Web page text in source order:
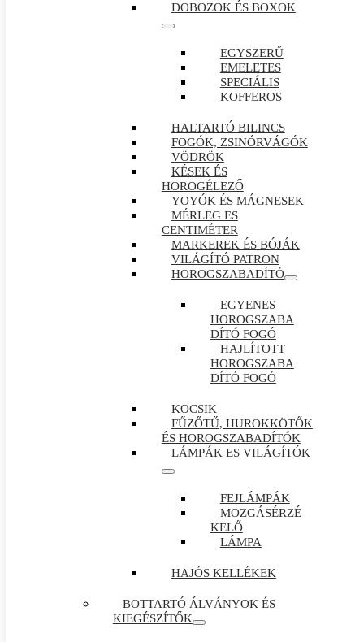
DOBOZOK ÉS BOXOK
EGYSZERŰ
EMELETES
SPECIÁLIS
KOFFEROS
HALTARTÓ BILINCS
FOGÓK, ZSINÓRVÁGÓK
VÖDRÖK
KÉSEK ÉS
HOROGÉLEZŐ
YOYÓK ÉS MÁGNESEK
MÉRLEG ES
CENTIMÉTER
MARKEREK ÉS BÓJÁK
VILÁGÍTÓ PATRON
HOROGSZABADÍTÓ
EGYENES
HOROGSZABA
DÍTÓ FOGÓ
HAJLÍTOTT
HOROGSZABA
DÍTÓ FOGÓ
KOCSIK
FŰZŐTŰ, HUROKKÖTŐK
ÉS HOROGSZABADÍTÓK
LÁMPÁK ES VILÁGÍTÓK
FEJLÁMPÁK
MOZGÁSÉRZÉ
KELŐ
LÁMPA
HAJÓS KELLÉKEK
BOTTARTÓ ÁLVÁNYOK ÉS
KIEGÉSZÍTŐK